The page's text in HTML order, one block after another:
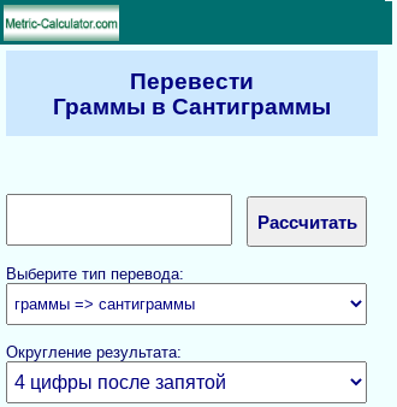
Перевести
Граммы в Сантиграммы
Выберите тип перевода:
Округление результата: